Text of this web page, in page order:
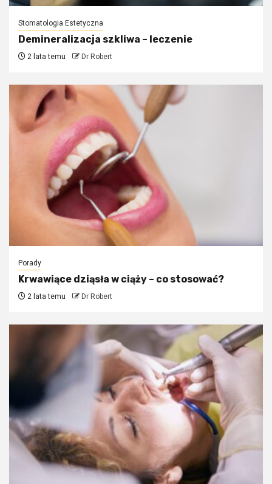
Stomatologia Estetyczna
Demineralizacja szkliwa – leczenie
2 lata temu Dr Robert
Porady
Krwawiące dziąsła w ciąży – co stosować?
2 lata temu Dr Robert